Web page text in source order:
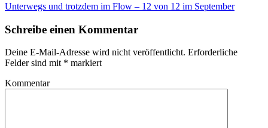
Unterwegs und trotzdem im Flow – 12 von 12 im September
Schreibe einen Kommentar
Deine E-Mail-Adresse wird nicht veröffentlicht. Erforderliche
Felder sind mit * markiert
Kommentar